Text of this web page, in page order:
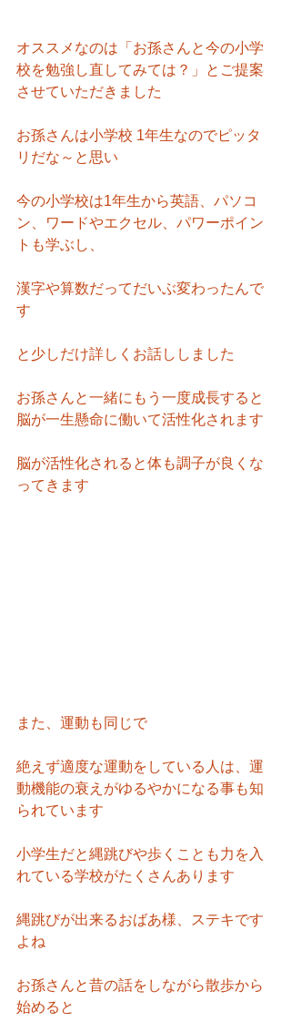
オススメなのは「お孫さんと今の小学
校を勉強し直してみては？」とご提案
させていただきました
お孫さんは小学校 1年生なのでピッタ
リだな～と思い
今の小学校は1年生から英語、パソコ
ン、ワードやエクセル、パワーポイン
トも学ぶし、
漢字や算数だってだいぶ変わったんで
す
と少しだけ詳しくお話ししました
お孫さんと一緒にもう一度成長すると
脳が一生懸命に働いて活性化されます
脳が活性化されると体も調子が良くな
ってきます
また、運動も同じで
絶えず適度な運動をしている人は、運
動機能の衰えがゆるやかになる事も知
られています
小学生だと縄跳びや歩くことも力を入
れている学校がたくさんあります
縄跳びが出来るおばあ様、ステキです
よね
お孫さんと昔の話をしながら散歩から
始めると